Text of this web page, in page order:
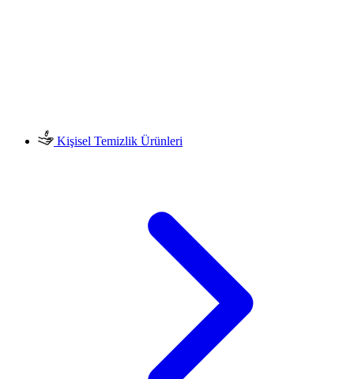
Kişisel Temizlik Ürünleri